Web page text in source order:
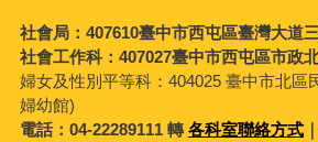
社會局：407610臺中市西屯區臺灣大道
社會工作科：407027臺中市西屯區市政
婦女及性別平等科： 404025 臺中市北區
婦幼館)
電話：04-22289111 轉各科室聯絡方式